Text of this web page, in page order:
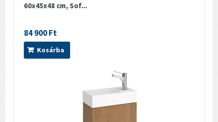
60x45x48 cm, Sof...
84 900 Ft
Kosárba